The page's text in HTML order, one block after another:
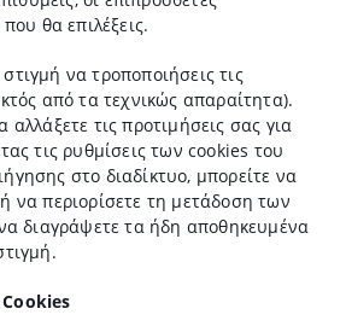
θα επιλέξεις.
να τροποποιήσεις τις
από τα τεχνικώς απαραίτητα).
αλλάξετε τις προτιμήσεις σας για
τις ρυθμίσεις των cookies του
στο διαδίκτυο, μπορείτε να
να περιορίσετε τη μετάδοση των
διαγράψετε τα ήδη αποθηκευμένα